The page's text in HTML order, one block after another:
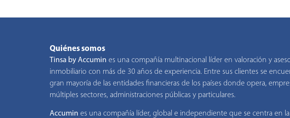
Quiénes somos
Tinsa by Accumin es una compañía multinacional líder en valoración y
inmobiliario con más de 30 años de experiencia. Entre sus clientes se
gran mayoría de las entidades financieras de los países donde opera,
múltiples sectores, administraciones públicas y particulares.
Accumin es una compañía líder, global e independiente que se centra en